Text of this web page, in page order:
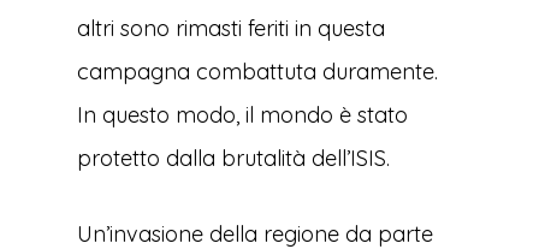
altri sono rimasti feriti in questa
campagna combattuta duramente.
In questo modo, il mondo è stato
protetto dalla brutalità dell’ISIS.
Un’invasione della regione da parte